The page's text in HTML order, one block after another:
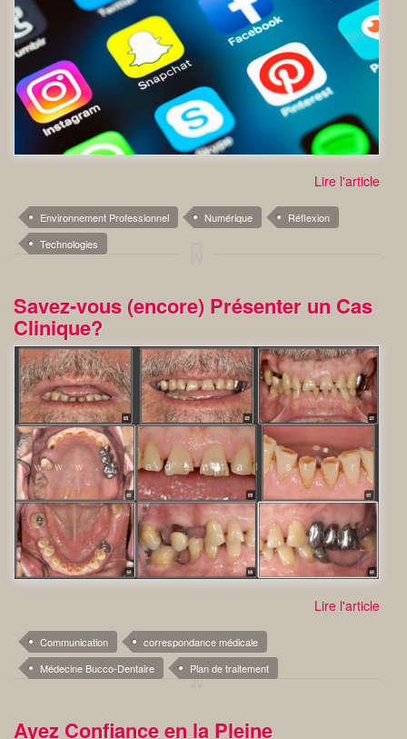
Lire l'article
Environnement Professionnel Numérique
Réflexion
Technologies
Savez-vous (encore) Présenter un Cas
Clinique?
Lire l'article
Communication
correspondance médicale
Médecine Bucco-Dentaire
Plan de traitement
Ayez Confiance en la Pleine